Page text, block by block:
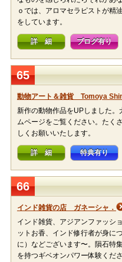
ｏでは、アロマセラピストが精
をしています。
詳 細 ブログ有り
65
動物アート＆雑貨 Tomoya
新作の動物作品をUPしました
ムページをご覧ください。たく
しくお願いいたします。
詳 細 特典有り
66
インド雑貨の店 ガネーシャ．
インド雑貨、アジアンファッシ
ットお香、インド修行者が身に
に）などございます〜。隕石特
を持つギベオンパワー体験くだ